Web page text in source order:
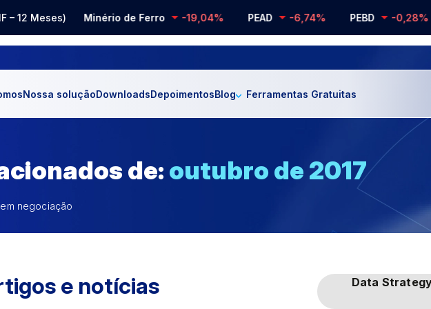
– 12 Meses)
-25,12% Minério de Ferro -19,04% PEAD -6,74% PEBD -0,28%
Nossa soluçãoDownloadsDepoimentosBlog Ferramentas Gratuitas
de: outubro de 2017
negociação
e notícias Data